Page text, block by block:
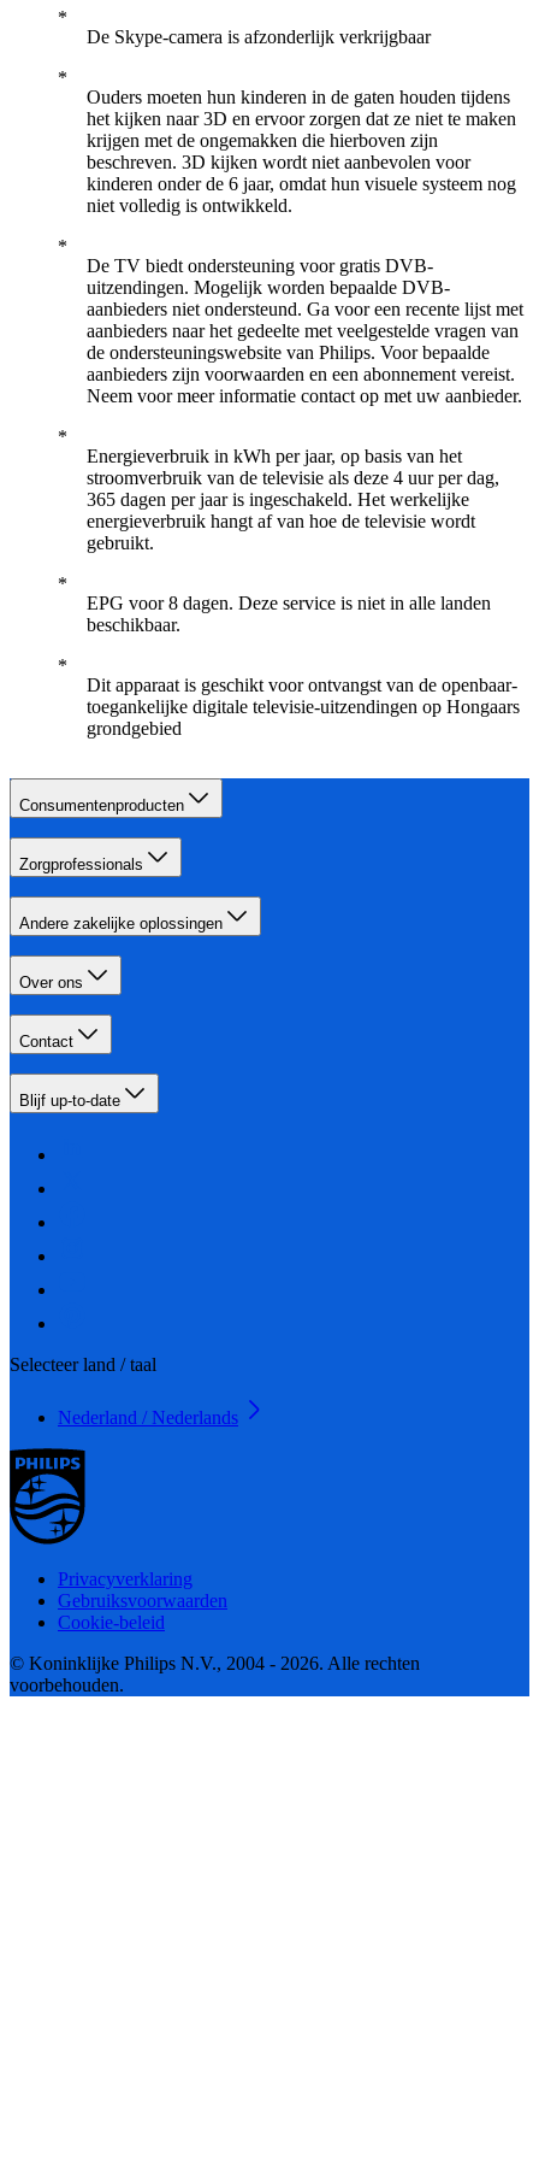
De Skype-camera is afzonderlijk verkrijgbaar
Ouders moeten hun kinderen in de gaten houden tijdens
het kijken naar 3D en ervoor zorgen dat ze niet te maken
krijgen met de ongemakken die hierboven zijn
beschreven. 3D kijken wordt niet aanbevolen voor
kinderen onder de 6 jaar, omdat hun visuele systeem nog
niet volledig is ontwikkeld.
De TV biedt ondersteuning voor gratis DVB-
uitzendingen. Mogelijk worden bepaalde DVB-
aanbieders niet ondersteund. Ga voor een recente lijst met
aanbieders naar het gedeelte met veelgestelde vragen van
de ondersteuningswebsite van Philips. Voor bepaalde
aanbieders zijn voorwaarden en een abonnement vereist.
Neem voor meer informatie contact op met uw aanbieder.
Energieverbruik in kWh per jaar, op basis van het
stroomverbruik van de televisie als deze 4 uur per dag,
365 dagen per jaar is ingeschakeld. Het werkelijke
energieverbruik hangt af van hoe de televisie wordt
gebruikt.
EPG voor 8 dagen. Deze service is niet in alle landen
beschikbaar.
Dit apparaat is geschikt voor ontvangst van de openbaar-
toegankelijke digitale televisie-uitzendingen op Hongaars
grondgebied
Consumentenproducten
Zorgprofessionals
Andere zakelijke oplossingen
Over ons
Contact
Blijf up-to-date
Selecteer land / taal
Nederland / Nederlands
Privacyverklaring
Gebruiksvoorwaarden
Cookie-beleid
© Koninklijke Philips N.V., 2004 - 2026. Alle rechten
voorbehouden.